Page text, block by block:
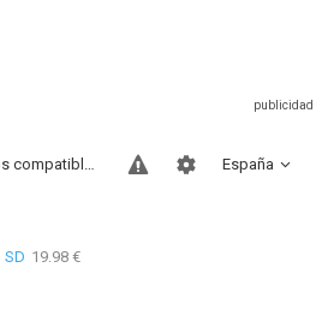
España
Sitios compatibles
SD 19.98 €